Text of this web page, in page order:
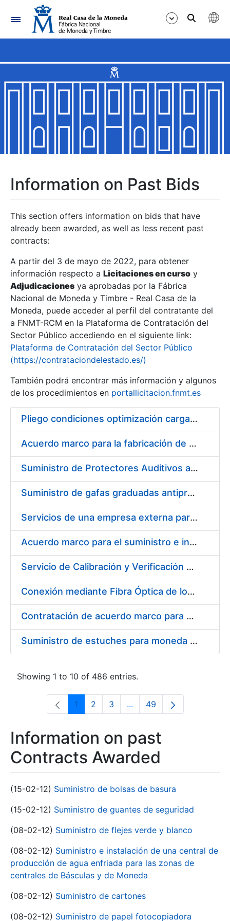
Navigation
Show/Hide
Show/Hide
Show/Hide
Show/Hide
Show/Hide
Show/Hide
Information on Past Bids
This section offers information on bids that have
already been awarded, as well as less recent past
contracts:
A partir del 3 de mayo de 2022, para obtener
información respecto a Licitaciones en curso y
Adjudicaciones ya aprobadas por la Fábrica
Nacional de Moneda y Timbre - Real Casa de la
Moneda, puede acceder al perfil del contratante del
a FNMT-RCM en la Plataforma de Contratación del
Sector Público accediendo en el siguiente link:
Plataforma de Contratación del Sector Público
(https://contrataciondelestado.es/)
También podrá encontrar más información y algunos
de los procedimientos en portallicitacion.fnmt.es
Pliego condiciones optimización cargas compras firmado
Acuerdo marco para la fabricación de piezas
Suministro de Protectores Auditivos a medida para las personas trabajadoras de los Centros de Trabajo de Madrid y Burgos
Suministro de gafas graduadas antiproyecciones para los trabajadores de la FNMT-RCM en los centros de trabajo de Madrid y Burgos
Servicios de una empresa externa para el asesoramiento y resolución de los recursos de alzada que se presentan relacionados con procesos de selección para la FNMT-RCM
Acuerdo marco para el suministro e instalación de persianas, estores y otros complementos
Servicio de Calibración y Verificación Externa de los Equipos de Medición del Servicio de Prevención de la FNMT-RCM
Conexión mediante Fibra Óptica de los Centros de Proceso de Datos (CPDs) de las sedes de la FNMT-RCM de Burgos y Madrid
Contratación de acuerdo marco para el Suministro de Material de Electricidad para la Fábrica Nacional de Moneda y Timbre-Real Casa de la Moneda en su centro de trabajo de Burgos
Suministro de estuches para moneda de 30 €
Showing 1 to 10 of 486 entries.
Page
1 Page
2 Page
3 ...Intermediate Pages Use
Page
49
Information on past
Contracts Awarded
(15-02-12) Suministro de bolsas de basura
(15-02-12) Suministro de guantes de seguridad
(08-02-12) Suministro de flejes verde y blanco
(08-02-12) Suministro e instalación de una central de
producción de agua enfriada para las zonas de
centrales de Básculas y de Moneda
(08-02-12) Suministro de cartones
(08-02-12) Suministro de papel fotocopiadora